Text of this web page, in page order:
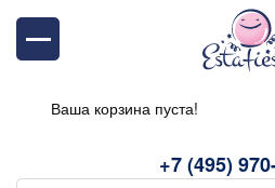
+7 (495)
Ваша корзина пуста!